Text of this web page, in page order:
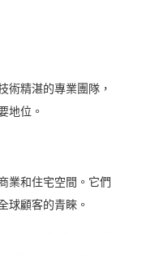
術精湛的專業團隊，
地位。
業和住宅空間。它們
球顧客的青睞。